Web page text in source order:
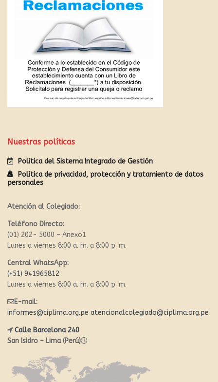
Nuestras políticas
Política del Sistema Integrado de Gestión
Política de privacidad, protección y tratamiento de datos
personales
Atención al Colegiado:
Teléfono Directo:
(01) 202- 5000 – Anexo1
Lunes a viernes 8:00 a. m. a 8:00 p. m.
Central WhatsApp:
(+51) 941965812
Lunes a viernes 8:00 a. m. a 8:00 p. m.
E-mail:
informes@ciplima.org.pe atencionalcolegiado@ciplima.org.pe
Calle Barcelona 240
San Isidro – Lima (Perú)